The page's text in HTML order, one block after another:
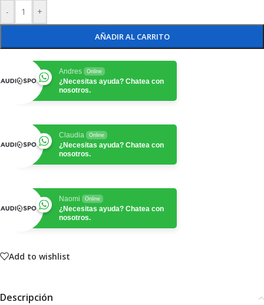
- +
AÑADIR AL CARRITO
Andres Online
¿Necesitas ayuda? Chatea con
nosotros.
Claudia Online
¿Necesitas ayuda? Chatea con
nosotros.
Naomi Online
¿Necesitas ayuda? Chatea con
nosotros.
Add to wishlist
Descripción